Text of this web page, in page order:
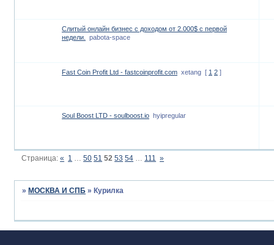
Слитый онлайн бизнес с доходом от 2.000$ с первой
недели.
pabota-space
Fast Coin Profit Ltd - fastcoinprofit.com xetang [ 1 2 ]
Soul Boost LTD - soulboost.io hyipregular
Страница:« 1 50 51 52 53 54 111 »
» МОСКВА И СПБ » Курилка